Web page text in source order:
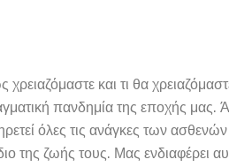
και τι θα
πανδημία της εποχής μας.
όλες τις ανάγκες των ασθενών
της ζωής τους. Μας ενδιαφέρει